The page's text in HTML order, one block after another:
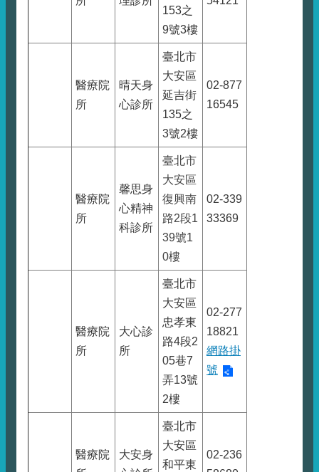
153之
9號3樓
醫療院
所
晴天身
心診所
臺北市
大安區
延吉街
135之
3號2樓
02-877
16545
醫療院
所
馨思身
心精神
科診所
臺北市
大安區
復興南
路2段1
39號1
0樓
02-339
33369
醫療院
所
大心診
所
臺北市
大安區
忠孝東
路4段2
05巷7
弄13號
2樓
02-277
18821
網路掛
號
醫療院
大安身
臺北市
大安區
和平東
02-236